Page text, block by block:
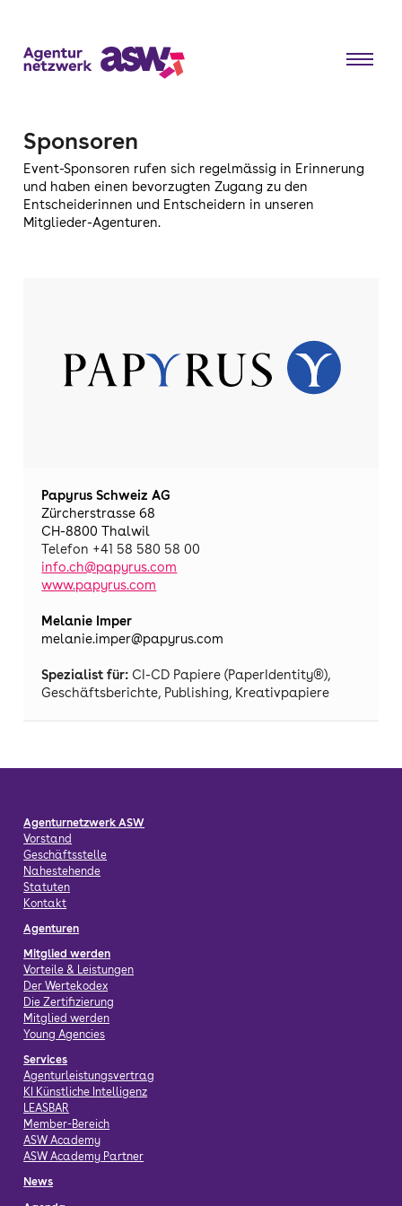
Sponsoren
Event-Sponsoren rufen sich regelmässig in Erinnerung
und haben einen bevorzugten Zugang zu den
Entscheiderinnen und Entscheidern in unseren
Mitglieder-Agenturen.
Papyrus Schweiz AG
Zürcherstrasse 68
CH-8800 Thalwil
Telefon +41 58 580 58 00
info.ch@papyrus.com
www.papyrus.com
Melanie Imper
melanie.imper@papyrus.com
Spezialist für: CI-CD Papiere (PaperIdentity®),
Geschäftsberichte, Publishing, Kreativpapiere
Agenturnetzwerk ASW
Vorstand
Geschäftsstelle
Nahestehende
Statuten
Kontakt
Agenturen
Mitglied werden
Vorteile & Leistungen
Der Wertekodex
Die Zertifizierung
Mitglied werden
Young Agencies
Services
Agenturleistungsvertrag
KI Künstliche Intelligenz
LEASBAR
Member-Bereich
ASW Academy
ASW Academy Partner
News